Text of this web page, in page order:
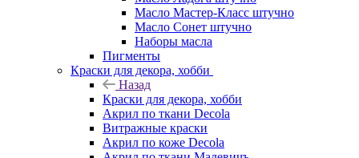
Масло Мастер-Класс штучно
Масло Сонет штучно
Наборы масла
Пигменты
Краски для декора, хобби
Назад
Краски для декора, хобби
Акрил по ткани Decola
Витражные краски
Акрил по коже Decola